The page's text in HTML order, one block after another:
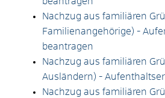
Nachzug aus familiären
Familienangehörige) -
beantragen
Nachzug aus familiären
Ausländern) -
Nachzug aus familiären